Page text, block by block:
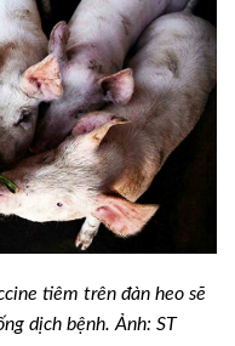
tiêm trên đàn heo sẽ
dịch bệnh. Ảnh: ST